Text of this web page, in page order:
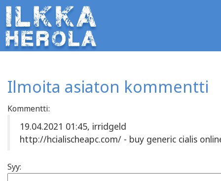
Ilmoita asiaton kommentti
Kommentti:
19.04.2021 01:45, irridgeld
http://hcialischeapc.com/ - buy generic cialis
Syy: